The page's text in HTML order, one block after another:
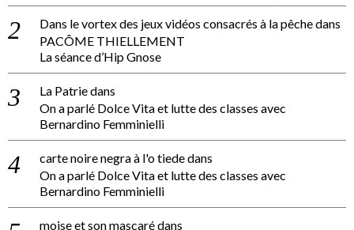
Dans le vortex des jeux vidéos consacrés à la pêchedans
PACÔME THIELLEMENT
La séance d’Hip Gnose
La Patriedans
On a parlé Dolce Vita et lutte des classes avec
Bernardino Femminielli
carte noire negra à l'o tiededans
On a parlé Dolce Vita et lutte des classes avec
Bernardino Femminielli
moise et son mascarédans